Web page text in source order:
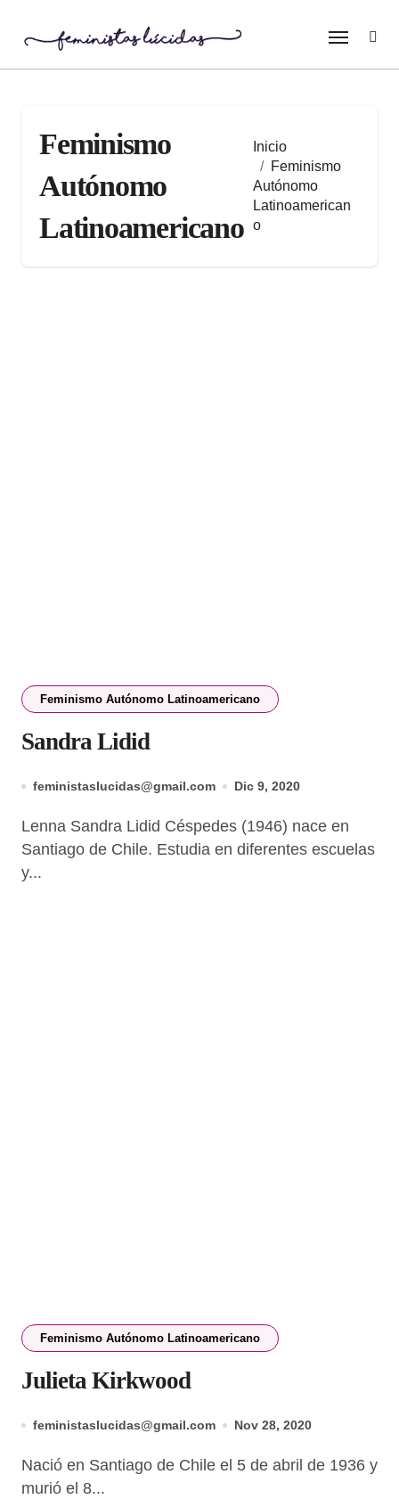
contenido
Feminismo
Autónomo
Latinoamericano
Inicio
Feminismo
Autónomo
Latinoamerican
o
Feminismo Autónomo Latinoamericano
Sandra Lidid
feministaslucidas@gmail.com Dic 9, 2020
Lenna Sandra Lidid Céspedes (1946) nace en
Santiago de Chile. Estudia en diferentes escuelas
y...
Feminismo Autónomo Latinoamericano
Julieta Kirkwood
feministaslucidas@gmail.com Nov 28, 2020
Nació en Santiago de Chile el 5 de abril de 1936 y
murió el 8...